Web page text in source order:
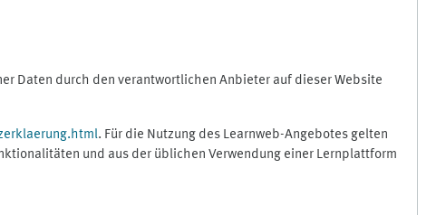
Daten durch den verantwortlichen Anbieter auf dieser Website
. Für die Nutzung des Learnweb-Angebotes gelten
und aus der üblichen Verwendung einer Lernplattform